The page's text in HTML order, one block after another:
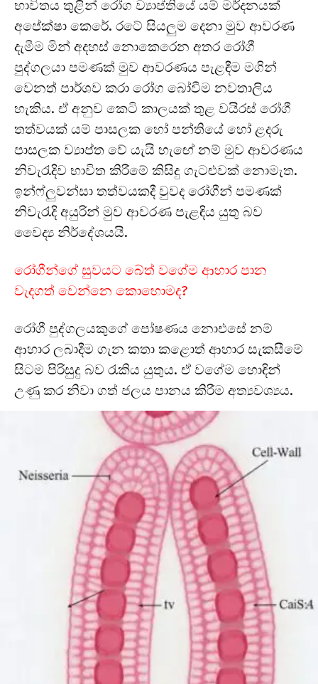
භාවිතය තුළින් රෝග ව්‍යාප්තියේ යම් මර්දනයක්
අපේක්ෂා කෙරේ. රටේ සියලුම දෙනා මුව ආවරණ
දැමීම මින් අදහස් නොකෙරෙන අතර රෝගී
පුද්ගලයා පමණක් මුව ආවරණය පැළඳීම මගින්
වෙනත් පාර්ශව කරා රෝග බෝවීම නවතාලිය
හැකිය. ඒ අනුව කෙටි කාලයක් තුළ වයිරස් රෝගී
තත්වයක් යම් පාසලක හෝ පන්තියේ හෝ ළදරු
පාසලක ව්‍යාප්ත වේ යැයි හැඟේ නම් මුව ආවරණය
නිවැරැදිව භාවිත කිරීමේ කිසිදු ගැටළුවක් නොමැත.
ඉන්ෆ්ලුවන්සා තත්වයකදී වුවද රෝගීන් පමණක්
නිවැරැදි අයුරින් මුව ආවරණ පැළඳිය යුතු බව
වෛද්‍ය නිර්දේශයයි.
රෝගීන්ගේ සුවයට බේත් වගේම ආහාර පාන
වැදගත් වෙන්නෙ කොහොමද?
රෝගී පුද්ගලයකුගේ පෝෂණය නොඑසේ නම්
ආහාර ලබාදීම ගැන කතා කළොත් ආහාර සැකසීමේ
සිටම පිරිසුදු බව රැකිය යුතුය. ඒ වගේම හොඳින්
උණු කර නිවා ගත් ජලය පානය කිරීම අත්‍යවශ්‍යය.